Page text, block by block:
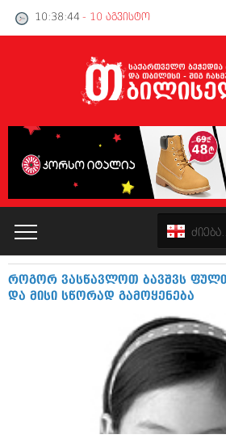
10:38:45 - 10 აგვისტო
კატალოგი
საზოგადოება
როგორ ვასწავლოთ ბავშვს
და მისი სწორად გამოყენება